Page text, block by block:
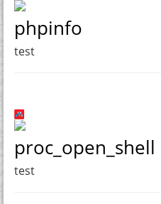
phpinfo
test
proc_open_shell
test